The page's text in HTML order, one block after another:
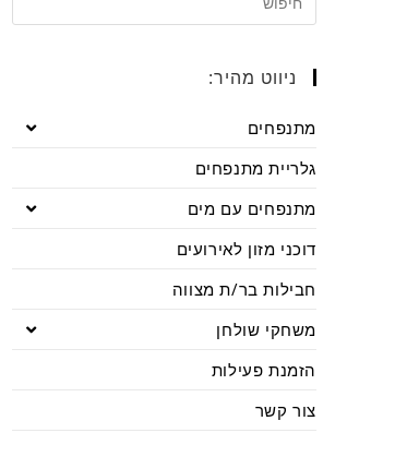
ניווט מהיר:
מתנפחים
גלריית מתנפחים
מתנפחים עם מים
דוכני מזון לאירועים
חבילות בר/ת מצווה
משחקי שולחן
הזמנת פעילות
צור קשר